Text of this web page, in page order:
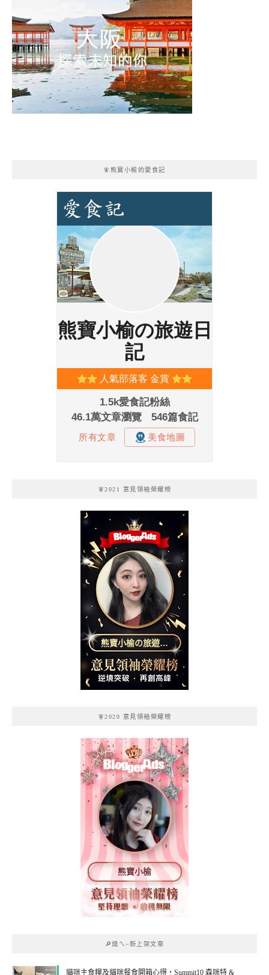
🧚熊寶小榆的愛食記
🧚2021 意見領袖榮耀榜
熊寶小榆の旅遊日
記
🧚2020 意見領袖榮耀榜
熊寶小榆
🔎燒ㄟ~新上架文章
貓咪主食糧及貓咪餐食開箱心得，Summit10 森咪特 &